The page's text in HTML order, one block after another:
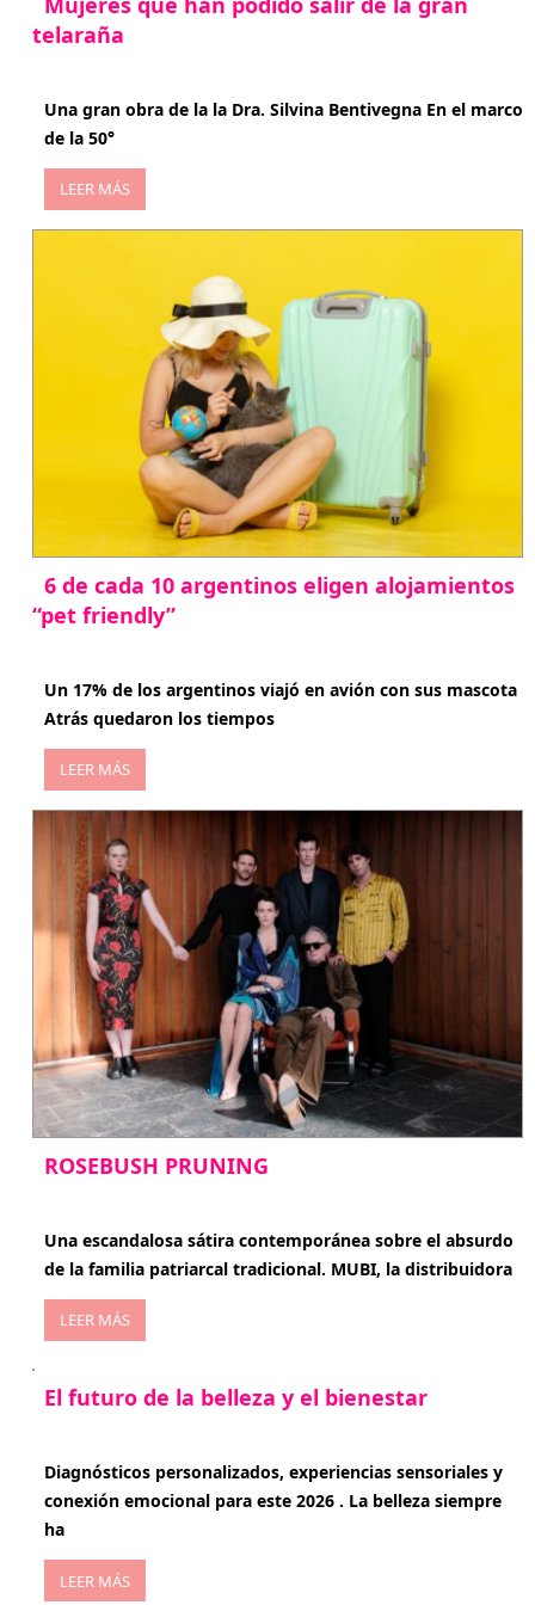
telaraña
Una gran obra de la la Dra. Silvina Bentivegna En el marco
de la 50°
LEER MÁS
6 de cada 10 argentinos eligen alojamientos
“pet friendly”
Un 17% de los argentinos viajó en avión con sus mascota
Atrás quedaron los tiempos
LEER MÁS
ROSEBUSH PRUNING
Una escandalosa sátira contemporánea sobre el absurdo
de la familia patriarcal tradicional. MUBI, la distribuidora
LEER MÁS
El futuro de la belleza y el bienestar
Diagnósticos personalizados, experiencias sensoriales y
conexión emocional para este 2026 . La belleza siempre
ha
LEER MÁS